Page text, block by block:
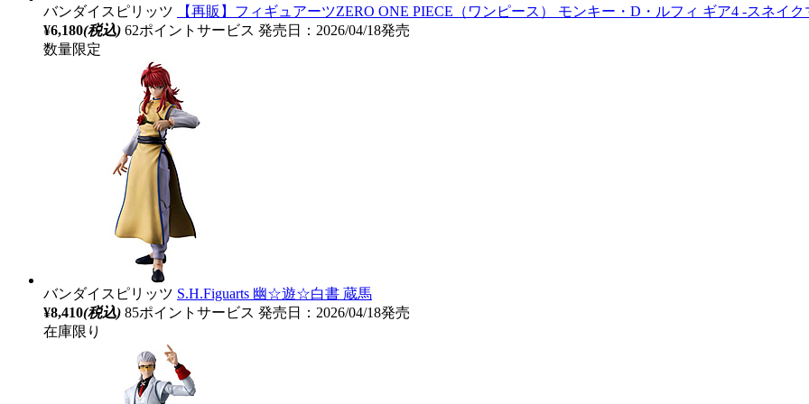
バンダイスピリッツ
【再販】フィギュアーツZERO ONE PIECE（ワンピース） モンキー・D・ルフィ ギア4 -スネイ
¥6,180(税込) 62ポイントサービス 発売日：2026/04/18発売
数量限定
バンダイスピリッツ S.H.Figuarts 幽☆遊☆白書 蔵馬
¥8,410(税込) 85ポイントサービス 発売日：2026/04/18発売
在庫限り